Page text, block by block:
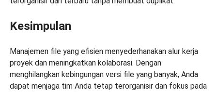
Kesimpulan
Manajemen file yang efisien menyederhanakan alur kerja
proyek dan meningkatkan kolaborasi. Dengan
menghilangkan kebingungan versi file yang banyak, Anda
dapat menjaga tim Anda tetap terorganisir dan fokus pada